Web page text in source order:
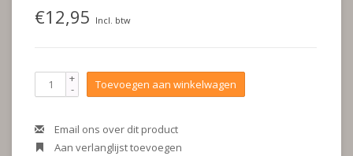
€12,95 Incl. btw
+
- Toevoegen aan winkelwagen
Email ons over dit product
Aan verlanglijst toevoegen